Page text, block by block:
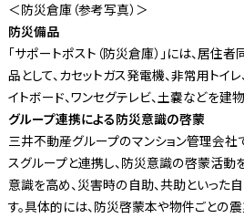
＜防災倉庫（参考写真）＞
防災備品
「サポートポスト（防災倉庫）」には、居住
品として、カセットガス発電機、非常用トイ
イトボード、ワンセグテレビ、土嚢などを建
グループ連携による防災意識の啓蒙
三井不動産グループのマンション管理会
スグループと連携し、防災意識の啓蒙活動
意識を高め、災害時の自助、共助といった
す。具体的には、防災啓蒙本や物件ごとの